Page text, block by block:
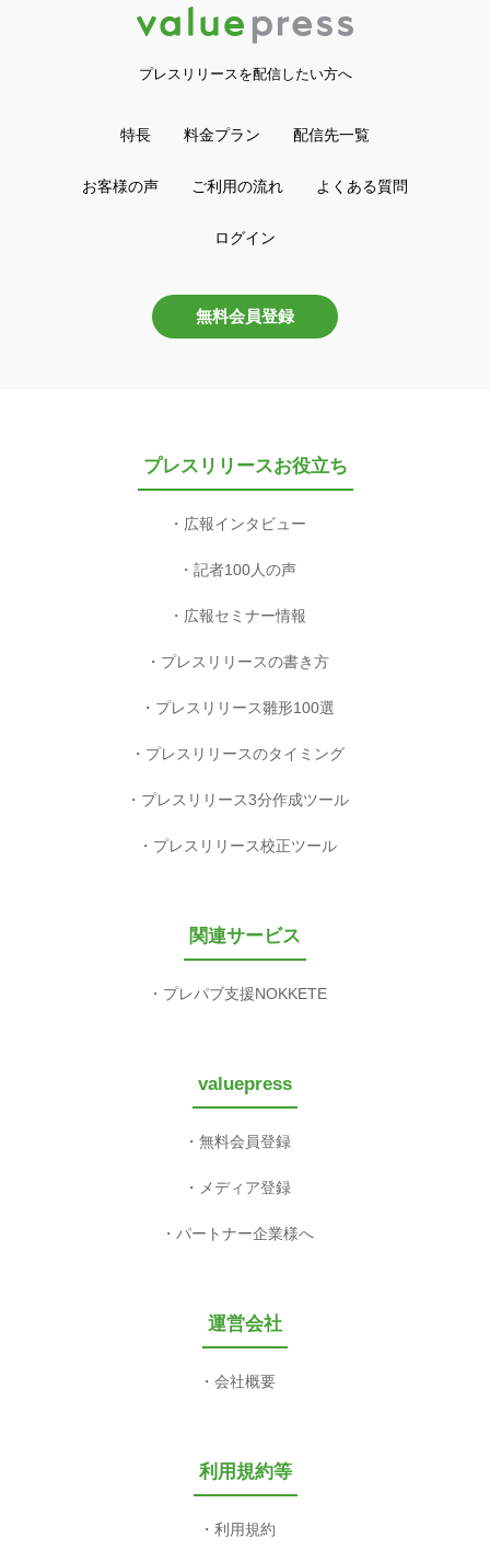
プレスリリースを配信したい方へ
特長 料金プラン 配信先一覧
お客様の声 ご利用の流れ よくある質問
ログイン
無料会員登録
プレスリリースお役立ち
広報インタビュー
記者100人の声
広報セミナー情報
プレスリリースの書き方
プレスリリース雛形100選
プレスリリースのタイミング
プレスリリース3分作成ツール
プレスリリース校正ツール
関連サービス
プレパブ支援NOKKETE
valuepress
無料会員登録
メディア登録
パートナー企業様へ
運営会社
会社概要
利用規約等
利用規約